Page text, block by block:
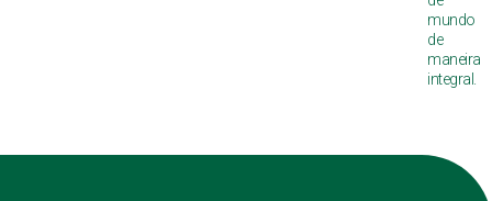
mundo
de
maneira
integral.